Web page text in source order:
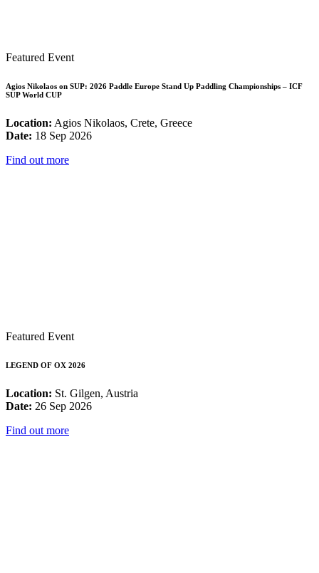
Featured Event
Agios Nikolaos on SUP: 2026 Paddle Europe Stand Up Paddling Championships – ICF
SUP World CUP
Location: Agios Nikolaos, Crete, Greece
Date: 18 Sep 2026
Find out more
Featured Event
LEGEND OF OX 2026
Location: St. Gilgen, Austria
Date: 26 Sep 2026
Find out more